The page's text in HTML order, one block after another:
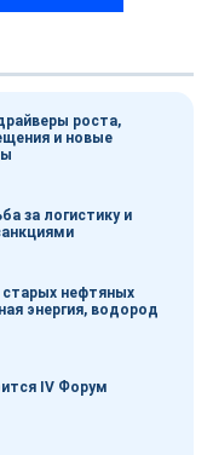
роста,
и новые
за логистику и
нефтяных
энергия, водород
IV Форум